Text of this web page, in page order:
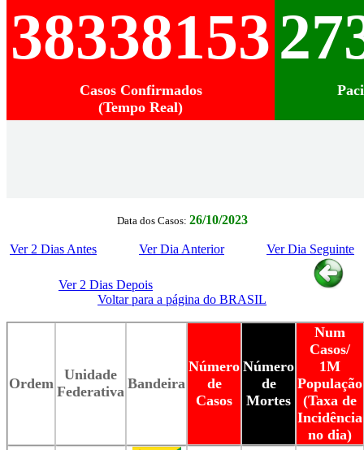
38338153
Casos Confirmados
(Tempo Real)
Data dos Casos: 26/10/2023
Ver 2 Dias Antes Ver Dia Anterior Ver Dia Seguinte
Ver 2 Dias Depois
Voltar para a página do BRASIL
Ordem
Unidade
Federativa Bandeira
Número
de
Casos
Número
de
Mortes
Num
Casos/
1M
População
(Taxa de
Incidência
no dia)